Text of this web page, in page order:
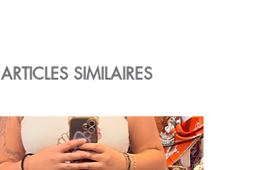
ARTICLES SIMILAIRES